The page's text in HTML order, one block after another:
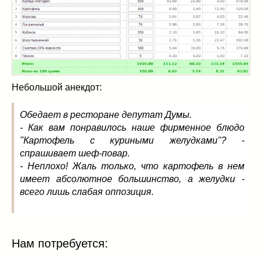
жареное(3)
запекаем(11)
напитки(1)
разное(6)
рыбные блюда(4)
(11)
Супы(1)
тушеное(3)
Заначка на зиму!
(29)
Грибы(5)
Напитки(3)
Овощные заготовки
продуктах(2)
Небольшой анекдот:
Обедает в ресторане депутат Думы.
- Как вам понравилось наше фирменное блюдо
"Картофель с куриными желудками"? -
спрашивает шеф-повар.
- Неплохо! Жаль только, что картофель в нем
имеет абсолютное большинство, а желудки -
всего лишь слабая оппозиция.
Нам потребуется: